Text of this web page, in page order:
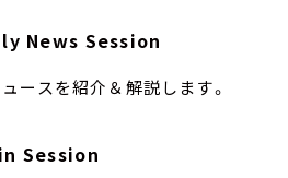
News Session
ースを紹介＆解説します。
Session